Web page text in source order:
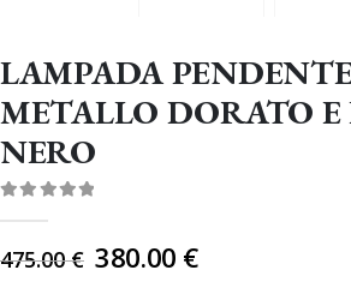
LAMPADA
METALLO DORATO E
NERO
475.00€ Il
380.00 €